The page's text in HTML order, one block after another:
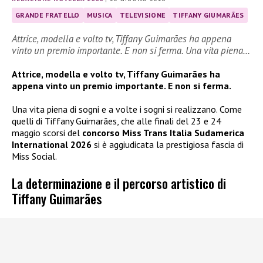
GRANDE FRATELLO MUSICA TELEVISIONE TIFFANY GIUMARÃES
Attrice, modella e volto tv, Tiffany Guimarães ha appena
vinto un premio importante. E non si ferma. Una vita piena…
Attrice, modella e volto tv, Tiffany Guimarães ha
appena vinto un premio importante. E non si ferma.
Una vita piena di sogni e a volte i sogni si realizzano. Come
quelli di Tiffany Guimarães, che alle finali del 23 e 24
maggio scorsi del concorso Miss Trans Italia Sudamerica
International 2026 si è aggiudicata la prestigiosa fascia di
Miss Social.
La determinazione e il percorso artistico di
Tiffany Guimarães